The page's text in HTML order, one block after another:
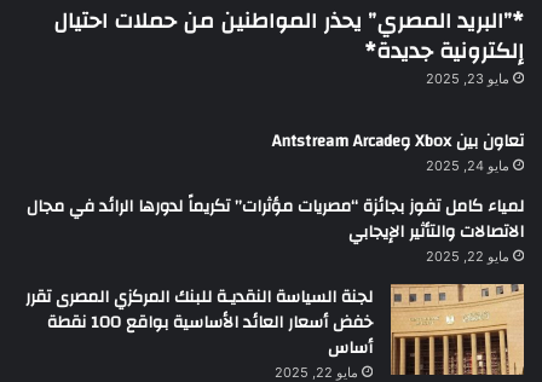
*”البريد المصري” يحذر المواطنين من حملات احتيال
إلكترونية جديدة*
مايو 23, 2025
تعاون بين Xbox وAntstream Arcade
مايو 24, 2025
لمياء كامل تفوز بجائزة “مصريات مؤثرات” تكريماً لدورها الرائد في مجال
الاتصالات والتأثير الإيجابي
مايو 22, 2025
لجنة السياسة النقديـة للبنك المركزي المصرى تقرر
خفض أسعار العائد الأساسية بواقع 100 نقطة
أساس
مايو 22, 2025